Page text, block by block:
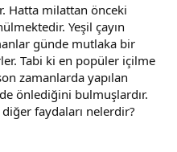
Hatta milattan önceki
Yeşil çayın
günde mutlaka bir
Tabi ki en popüler içilme
zamanlarda yapılan
önlediğini bulmuşlardır.
faydaları nelerdir?